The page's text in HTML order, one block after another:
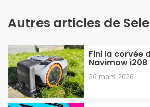
Autres articles de
Fini la corvée
Navimow i208
26 mars 2026